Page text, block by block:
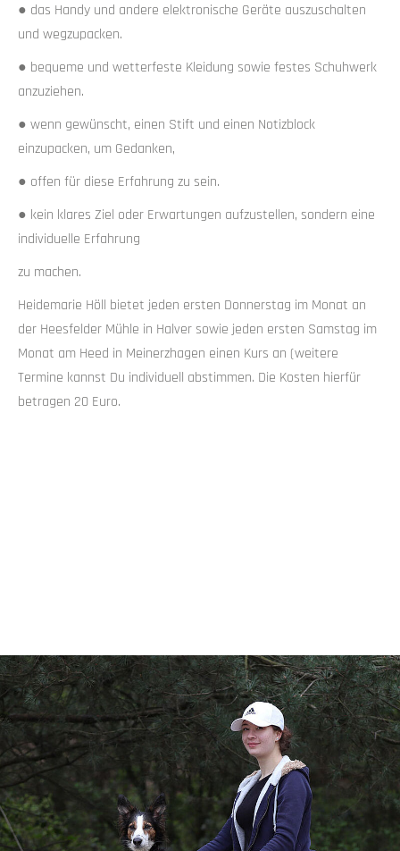
● das Handy und andere elektronische Geräte auszuschalten
und wegzupacken.
● bequeme und wetterfeste Kleidung sowie festes Schuhwerk
anzuziehen.
● wenn gewünscht, einen Stift und einen Notizblock
einzupacken, um Gedanken,
● offen für diese Erfahrung zu sein.
● kein klares Ziel oder Erwartungen aufzustellen, sondern eine
individuelle Erfahrung
zu machen.
Heidemarie Höll bietet jeden ersten Donnerstag im Monat an
der Heesfelder Mühle in Halver sowie jeden ersten Samstag im
Monat am Heed in Meinerzhagen einen Kurs an (weitere
Termine kannst Du individuell abstimmen. Die Kosten hierfür
betragen 20 Euro.